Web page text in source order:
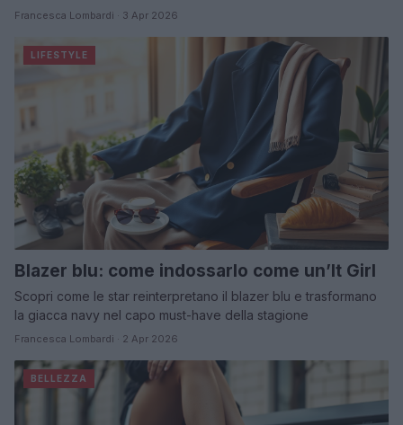
Francesca Lombardi · 3 Apr 2026
LIFESTYLE
Blazer blu: come indossarlo come un’It Girl
Scopri come le star reinterpretano il blazer blu e trasformano
la giacca navy nel capo must-have della stagione
Francesca Lombardi · 2 Apr 2026
BELLEZZA